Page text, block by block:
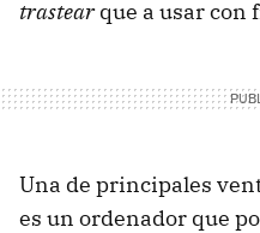
trastearque a usar con
Una de principales
es un ordenador que